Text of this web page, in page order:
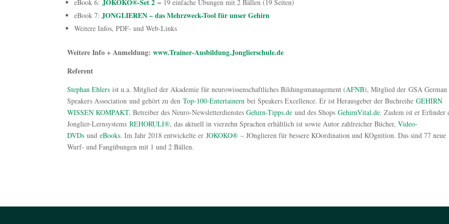
eBook 6:
= 19 einfache Übungen mit 2 Bällen (19 Seiten)
eBook 7:JONGLIEREN – das Mehrzweck-Tool für unser Gehirn
Weitere Infos, PDF- und Web-Links
Weitere Info + Anmeldung: www.Trainer-Ausbildung.Jonglierschule.de
Referent
Stephan Ehlers ist u.a. Mitglied der Akademie für neurowissenschaftliches Bildungsmanagement (AFNB), Mitglied der GSA German
Speakers Association und gehört zu denTop-100-Entertainern bei Speakers Excellence. Er ist Herausgeber der BuchreiheGEHIRN
WISSEN KOMPAKT, Betreiber des Neuro-NewsletterdienstesGehirn-Tipps.de und des ShopsGehirnVital.de. Zudem ist er Erfinder
Jonglier-LernsystemsREHORULI®, das aktuell in vierzehn Sprachen erhältlich ist sowie Autor zahlreicher Bücher,Video-
DVDs undeBooks. Im Jahr 2018 entwickelte erJOKOKO® – JOnglieren für bessere KOordination und KOgnition. Das sind 77 neue
Wurf- und Fangübungen mit 1 und 2 Bällen.